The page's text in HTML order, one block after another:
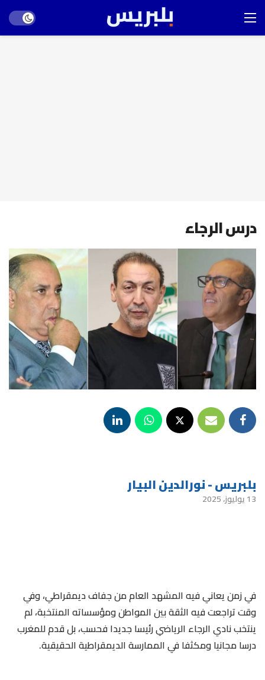
mode
درس الرجاء
بلبريس - نورالدين البيار
13 يوليوز، 2025
في زمن يعاني فيه المشهد العام من جفاف ديمقراطي، وفي
وقت تراجعت فيه الثقة بين المواطن ومؤسساته المنتخبة، لم
ينتخب نادي الرجاء الرياضي رئيسا جديدا فحسب، بل قدم للمغرب
درسا مجانيا ومكثفا في الممارسة الديمقراطية الحقيقية.